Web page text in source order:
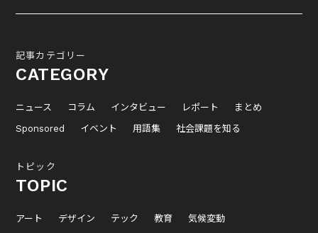
記事カテゴリー
CATEGORY
ニュース コラム インタビュー レポート
まとめ
Sponsored
イベント 用語集 社会課題を知る
トピック
TOPIC
アート デザイン テック 教育
気候変動